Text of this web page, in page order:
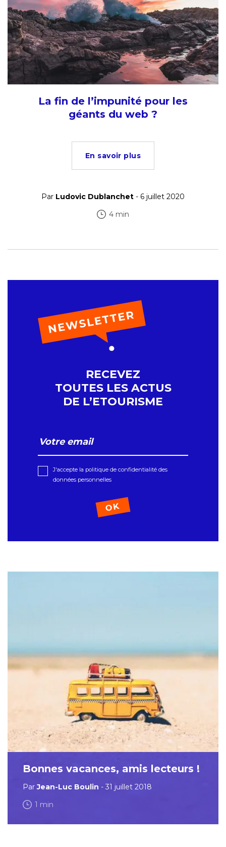
La fin de l’impunité pour les
géants du web ?
En savoir plus
Par Ludovic Dublanchet - 6 juillet 2020
4 min
RECEVEZ
TOUTES LES ACTUS
DE L’ETOURISME
J'accepte la politique de confidentialité des
données personnelles
Bonnes vacances, amis lecteurs !
ParJean-Luc Boulin - 31 juillet 2018
1 min